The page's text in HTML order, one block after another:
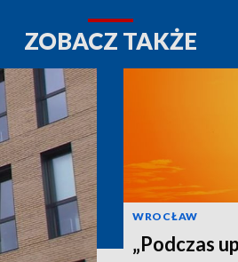
ZOBACZ TAKŻE
WROCŁAW
„Podczas